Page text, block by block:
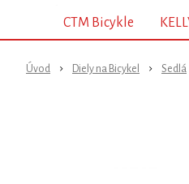
CTM Bicykle
Úvod Diely na Bicykel Sedlá